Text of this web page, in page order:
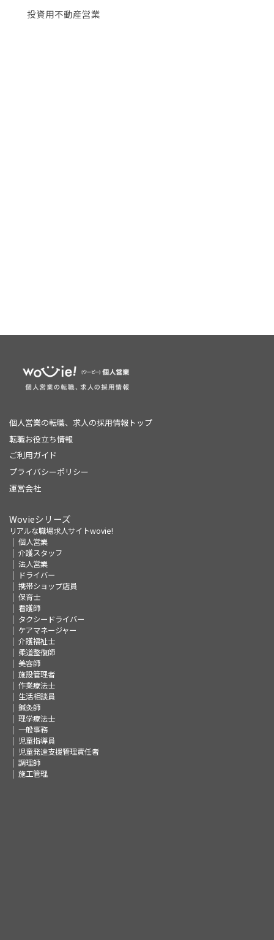
投資用不動産営業
個人営業の転職、求人の採用情報トップ
転職お役立ち情報
ご利用ガイド
プライバシーポリシー
運営会社
Wovieシリーズ
リアルな職場求人サイトwovie!
個人営業
介護スタッフ
法人営業
ドライバー
携帯ショップ店員
保育士
看護師
タクシードライバー
ケアマネージャー
介護福祉士
柔道整復師
美容師
施設管理者
作業療法士
生活相談員
鍼灸師
理学療法士
一般事務
児童指導員
児童発達支援管理責任者
調理師
施工管理